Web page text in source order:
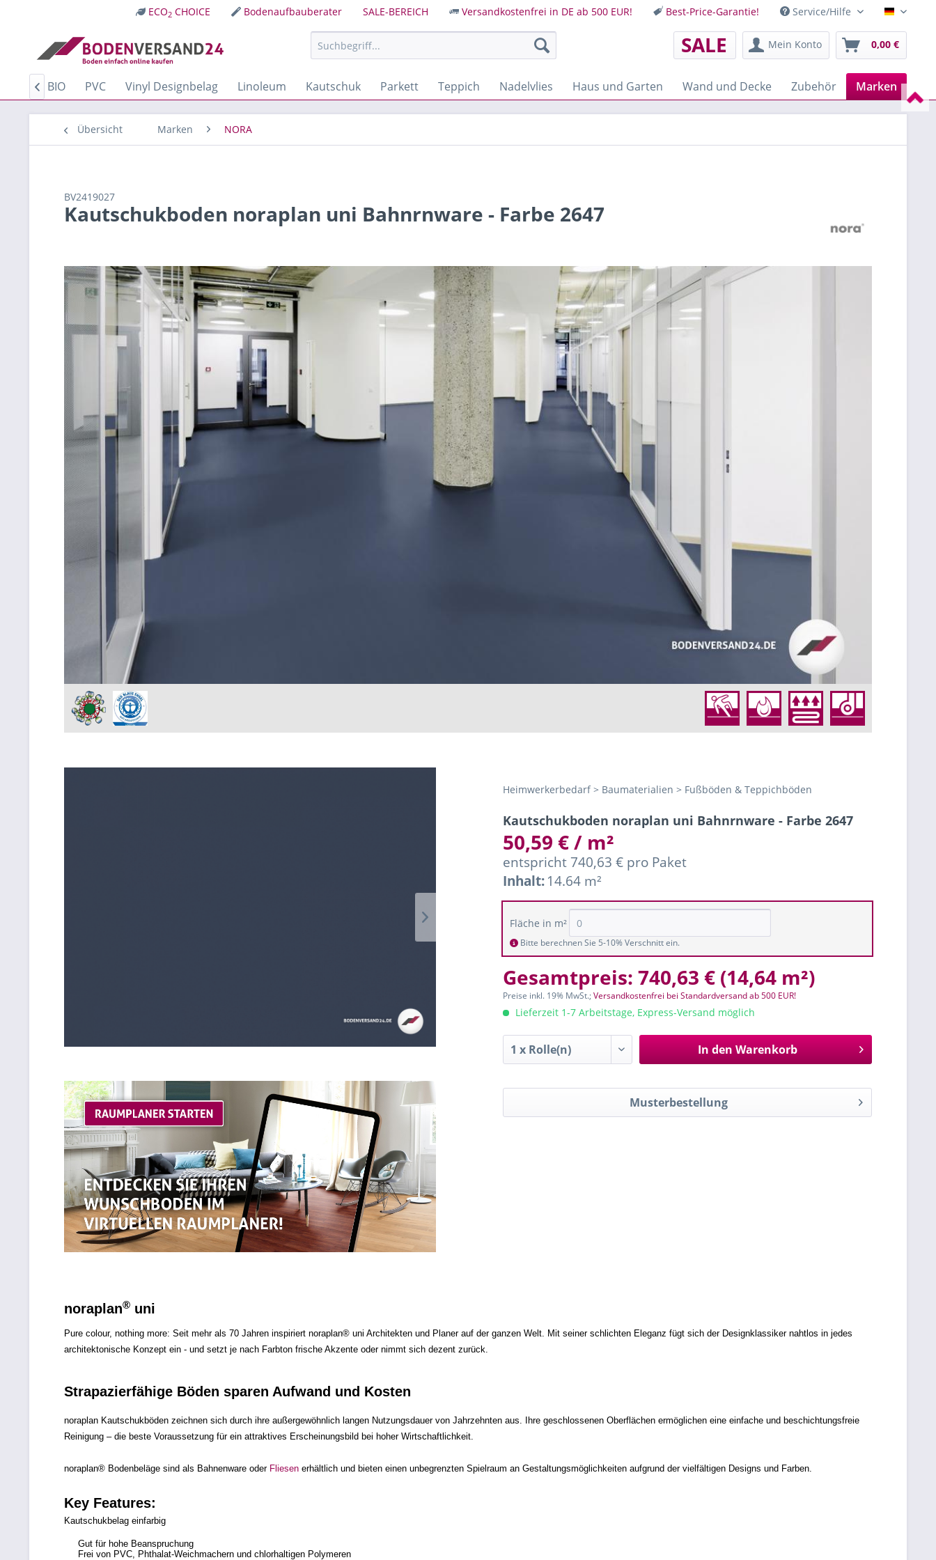
ECO2 CHOICE Bodenaufbauberater SALE-BEREICH Versandkostenfrei in DE ab 500 EUR! Best-Price-Garantie! Service/Hilfe Deutsch
SALE Mein Konto 0,00 €
BIO PVC Vinyl Designbelag Linoleum Kautschuk Parkett Teppich Nadelvlies Haus und Garten Wand und Decke Zubehör Marken

Übersicht Marken NORA
BV2419027
Kautschukboden noraplan uni Bahnrnware - Farbe 2647
Heimwerkerbedarf > Baumaterialien > Fußböden & Teppichböden
Kautschukboden noraplan uni Bahnrnware - Farbe 2647
50,59 € / m²
entspricht 740,63 € pro Paket
Inhalt:14.64 m²
Fläche in m²
Bitte berechnen Sie 5-10% Verschnitt ein.
Gesamtpreis: 740,63 € (14,64 m²)
Preise inkl. 19% MwSt.;Versandkostenfrei bei Standardversand ab 500 EUR!
Lieferzeit 1-7 Arbeitstage, Express-Versand möglich
In den Warenkorb
Musterbestellung
noraplan® uni
Pure colour, nothing more: Seit mehr als 70 Jahren inspiriert noraplan® uni Architekten und Planer auf der ganzen Welt. Mit seiner schlichten Eleganz fügt sich der Designklassiker nahtlos in jedes
architektonische Konzept ein - und setzt je nach Farbton frische Akzente oder nimmt sich dezent zurück.
Strapazierfähige Böden sparen Aufwand und Kosten
noraplan Kautschukböden zeichnen sich durch ihre außergewöhnlich langen Nutzungsdauer von Jahrzehnten aus. Ihre geschlossenen Oberflächen ermöglichen eine einfache und beschichtungsfreie
Reinigung – die beste Voraussetzung für ein attraktives Erscheinungsbild bei hoher Wirtschaftlichkeit.
noraplan® Bodenbeläge sind als Bahnenware oder Fliesen erhältlich und bieten einen unbegrenzten Spielraum an Gestaltungsmöglichkeiten aufgrund der vielfältigen Designs und Farben.
Key Features:
Kautschukbelag einfarbig
Gut für hohe Beanspruchung
Frei von PVC, Phthalat-Weichmachern und chlorhaltigen Polymeren